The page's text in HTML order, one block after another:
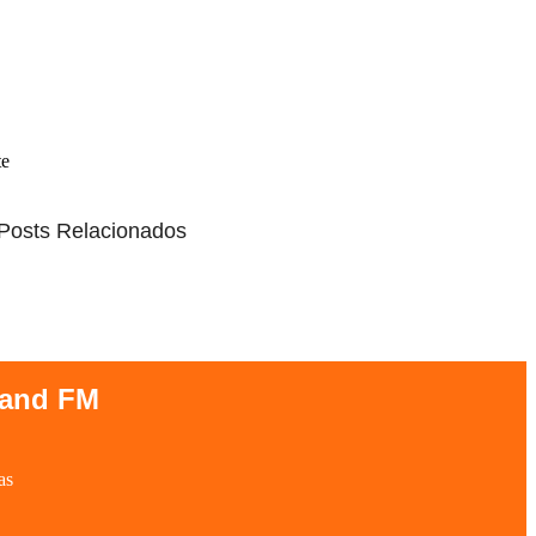
Relacionados
FM